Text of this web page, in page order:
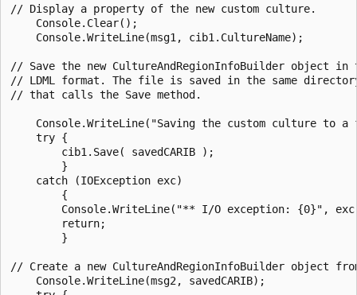
// Display a property of the new custom culture.
    Console.Clear();
    Console.WriteLine(msg1, cib1.CultureName);
// Save the new CultureAndRegionInfoBuilder object
// LDML format. The file is saved in the same
// that calls the Save method.
Console.WriteLine("Saving the custom culture to a
    try {
        cib1.Save( savedCARIB );
        }
    catch (IOException exc)
        {
Console.WriteLine("** I/O exception: {0}",
        return;
        }
// Create a new CultureAndRegionInfoBuilder object
    Console.WriteLine(msg2, savedCARIB);